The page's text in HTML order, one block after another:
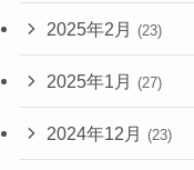
2025年2月 (23)
2025年1月 (27)
2024年12月 (23)